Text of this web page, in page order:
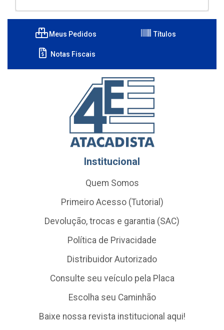
Meus Pedidos Títulos
Notas Fiscais
Institucional
Quem Somos
Primeiro Acesso (Tutorial)
Devolução, trocas e garantia (SAC)
Política de Privacidade
Distribuidor Autorizado
Consulte seu veículo pela Placa
Escolha seu Caminhão
Baixe nossa revista institucional aqui!